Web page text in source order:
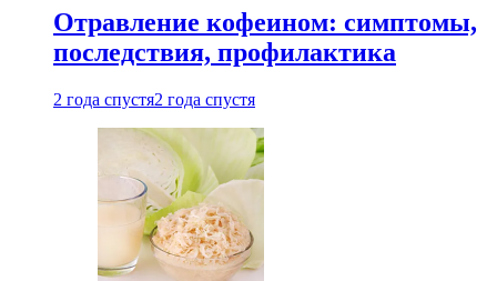
Отравление кофеином: симптомы,
последствия, профилактика
2 года спустя2 года спустя